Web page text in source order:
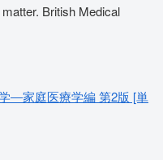
British Medical
―家庭医療学編 第2版 [単